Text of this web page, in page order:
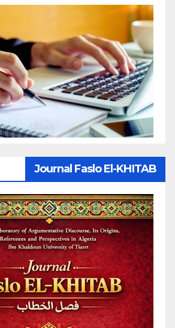
Journal Faslo El-KHITAB